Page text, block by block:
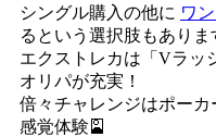
シングル購入の他に ワ
るという選択肢もありま
エクストレカは「Vラッ
オリパが充実！
倍々チャレンジはポー
感覚体験🎴